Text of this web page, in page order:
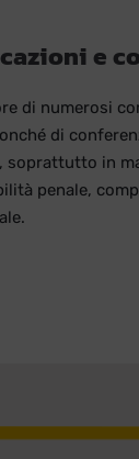
e
di numerosi
di
soprattutto in
penale,